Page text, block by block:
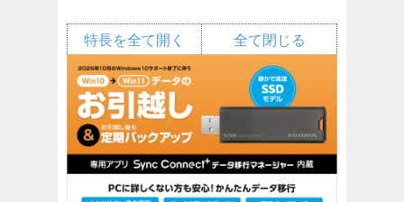
全て閉じる
特長を全て開く